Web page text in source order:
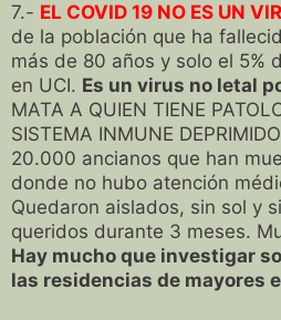
7.- EL COVID 19 NO ES UN
de la población que ha
más de 80 años y solo el 5%
en UCI. Es un virus no letal
MATA A QUIEN TIENE
SISTEMA INMUNE
20.000 ancianos que han
donde no hubo atención
Quedaron aislados, sin sol y
queridos durante 3 meses.
Hay mucho que investigar
las residencias de mayores